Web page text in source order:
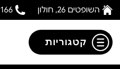
השופטים 26, חולון
קטגוריות